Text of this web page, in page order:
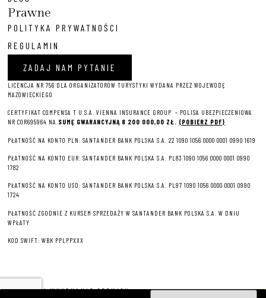
Prawne
POLITYKA PRYWATNOŚCI
REGULAMIN
ZADAJ NAM PYTANIE
LICENCJA NR 756 DLA ORGANIZATORÓW TURYSTYKI WYDANA PRZEZ WOJEWODĘ
MAZOWIECKIEGO
CERTYFIKAT COMPENSA T U S.A. VIENNA INSURANCE GROUP – POLISA UBEZPIECZENIOWA
NR COR695964 NA SUMĘ GWARANCYJNĄ 8 200 000,00 ZŁ. (POBIERZ PDF)
PŁATNOŚĆ NA KONTO PLN: SANTANDER BANK POLSKA S.A. 22 1090 1056 0000 0001 0990 1619
PŁATNOŚĆ NA KONTO EUR: SANTANDER BANK POLSKA S.A. PL83 1090 1056 0000 0001 0990
1782
PŁATNOŚĆ NA KONTO USD: SANTANDER BANK POLSKA S.A. PL97 1090 1056 0000 0001 0990
1724
PŁATNOŚĆ ZGODNIE Z KURSEM SPRZEDAŻY W SANTANDER BANK POLSKA S.A. W DNIU
WPŁATY
KOD SWIFT: WBK PPLPPXXX
PROJEKT I WYKONANIE SERWISU